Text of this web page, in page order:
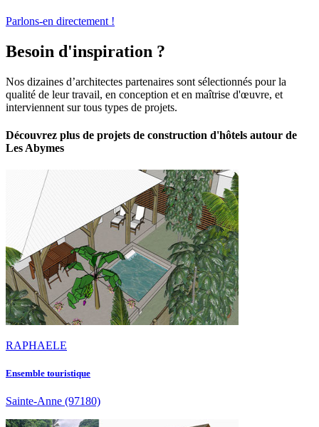
Parlons-en directement !
Besoin d'inspiration ?
Nos dizaines d’architectes partenaires sont sélectionnés pour la
qualité de leur travail, en conception et en maîtrise d'œuvre, et
interviennent sur tous types de projets.
Découvrez plus de projets de construction d'hôtels autour de
Les Abymes
RAPHAELE
Ensemble touristique
Sainte-Anne (97180)